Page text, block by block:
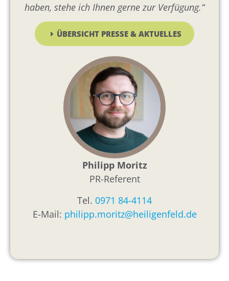
haben, stehe ich Ihnen gerne zur Verfügung.“
ÜBERSICHT PRESSE & AKTUELLES
Philipp Moritz
PR-Referent
Tel. 0971 84-4114
E-Mail: philipp.moritz@heiligenfeld.de